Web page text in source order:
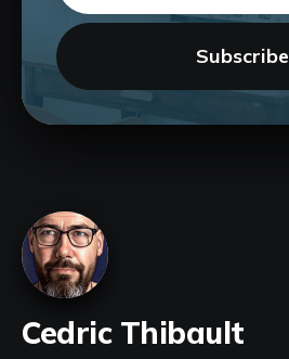
Subscribe
Cedric Thibault